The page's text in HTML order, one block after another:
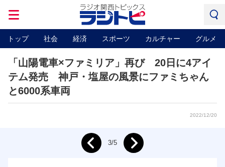
トップ 社会 経済 スポーツ カルチャー グルメ
「山陽電車×ファミリア」再び 20日に4アイ
テム発売 神戸・塩屋の風景にファミちゃん
と6000系車両
2022/12/20
Prev 3/5 Next